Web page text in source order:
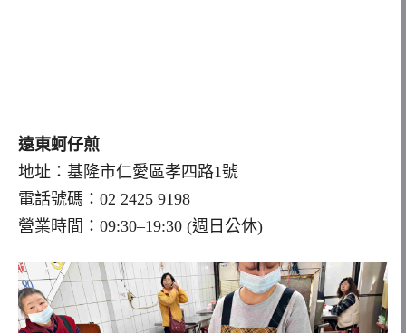
遠東蚵仔煎
地址：基隆市仁愛區孝四路1號
電話號碼：02 2425 9198
營業時間：09:30–19:30 (週日公休)